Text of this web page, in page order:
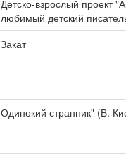
Детско-взрослый проект
любимый детский
Закат
Одинокий странник" (В.